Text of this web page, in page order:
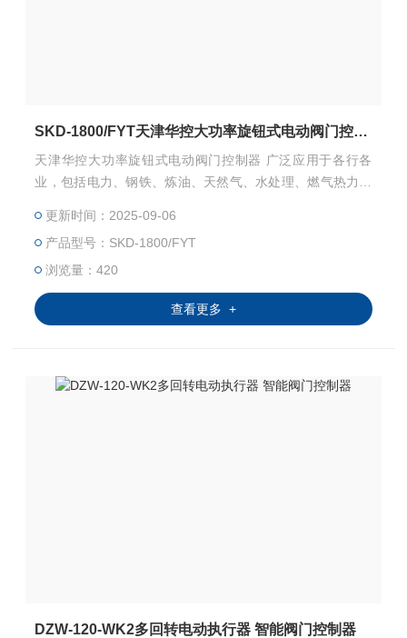
SKD-1800/FYT天津华控大功率旋钮式电动阀门控制器
天津华控大功率旋钮式电动阀门控制器 广泛应用于各行各
业，包括电力、钢铁、炼油、天然气、水处理、燃气热力、
更新时间：2025-09-06
产品型号：SKD-1800/FYT
浏览量：420
查看更多 +
DZW-120-WK2多回转电动执行器 智能阀门控制器